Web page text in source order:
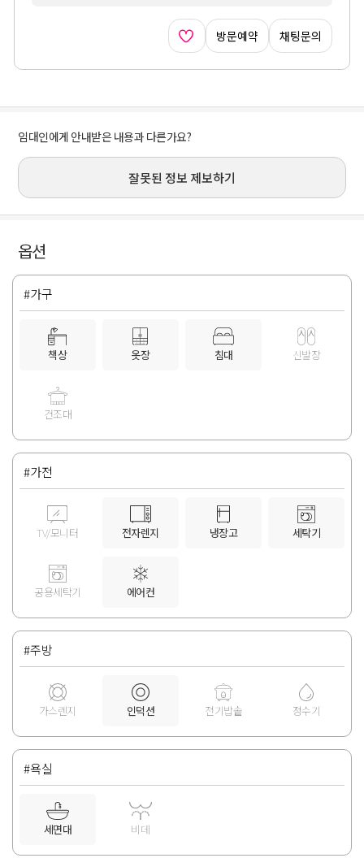
방문예약 채팅문의
임대인에게 안내받은 내용과 다른가요?
잘못된 정보 제보하기
옵션
#가구
책상 옷장 침대 신발장
건조대
#가전
TV/모니터 전자렌지 냉장고 세탁기
공용세탁기 에어컨
#주방
가스렌지 인덕션 전기밥솥 정수기
#욕실
세면대 비데